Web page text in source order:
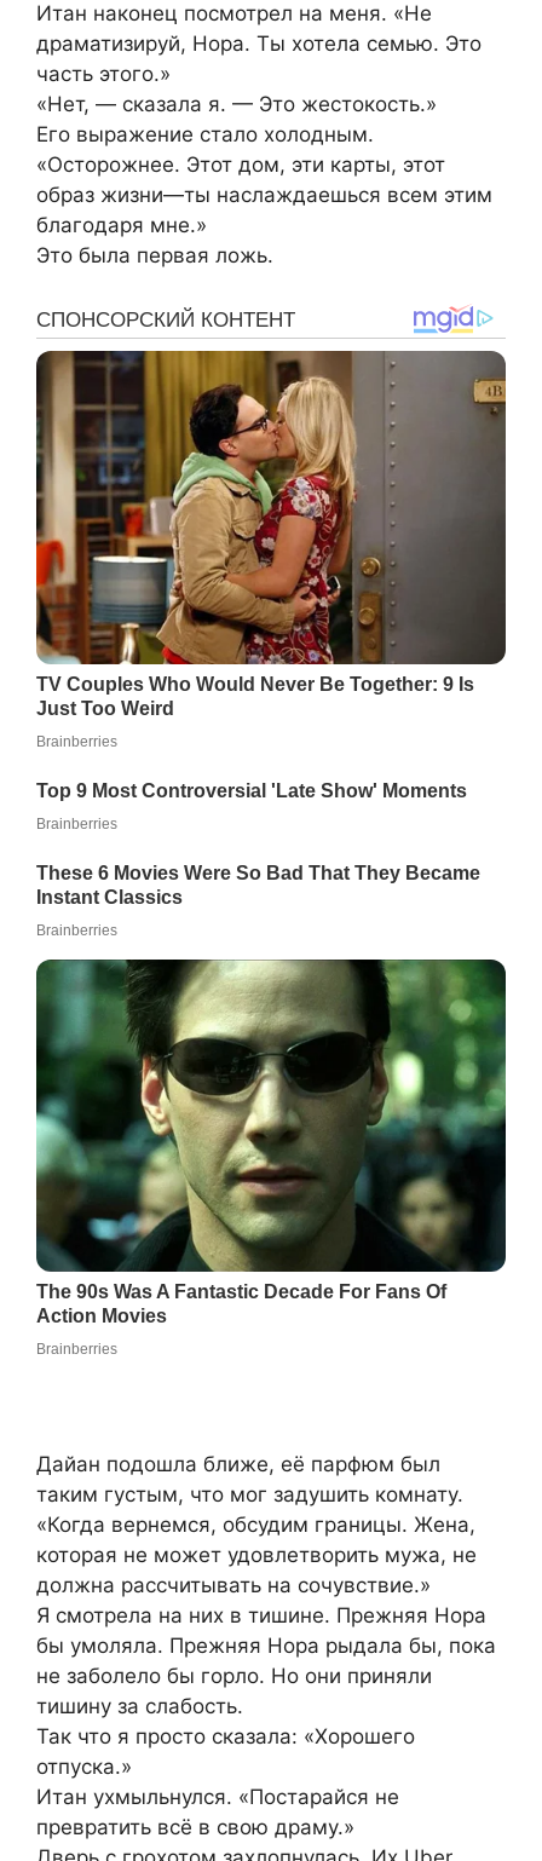
Итан наконец посмотрел на меня. «Не
драматизируй, Нора. Ты хотела семью. Это
часть этого.»
«Нет, — сказала я. — Это жестокость.»
Его выражение стало холодным.
«Осторожнее. Этот дом, эти карты, этот
образ жизни—ты наслаждаешься всем этим
благодаря мне.»
Это была первая ложь.
Дайан подошла ближе, её парфюм был
таким густым, что мог задушить комнату.
«Когда вернемся, обсудим границы. Жена,
которая не может удовлетворить мужа, не
должна рассчитывать на сочувствие.»
Я смотрела на них в тишине. Прежняя Нора
бы умоляла. Прежняя Нора рыдала бы, пока
не заболело бы горло. Но они приняли
тишину за слабость.
Так что я просто сказала: «Хорошего
отпуска.»
Итан ухмыльнулся. «Постарайся не
превратить всё в свою драму.»